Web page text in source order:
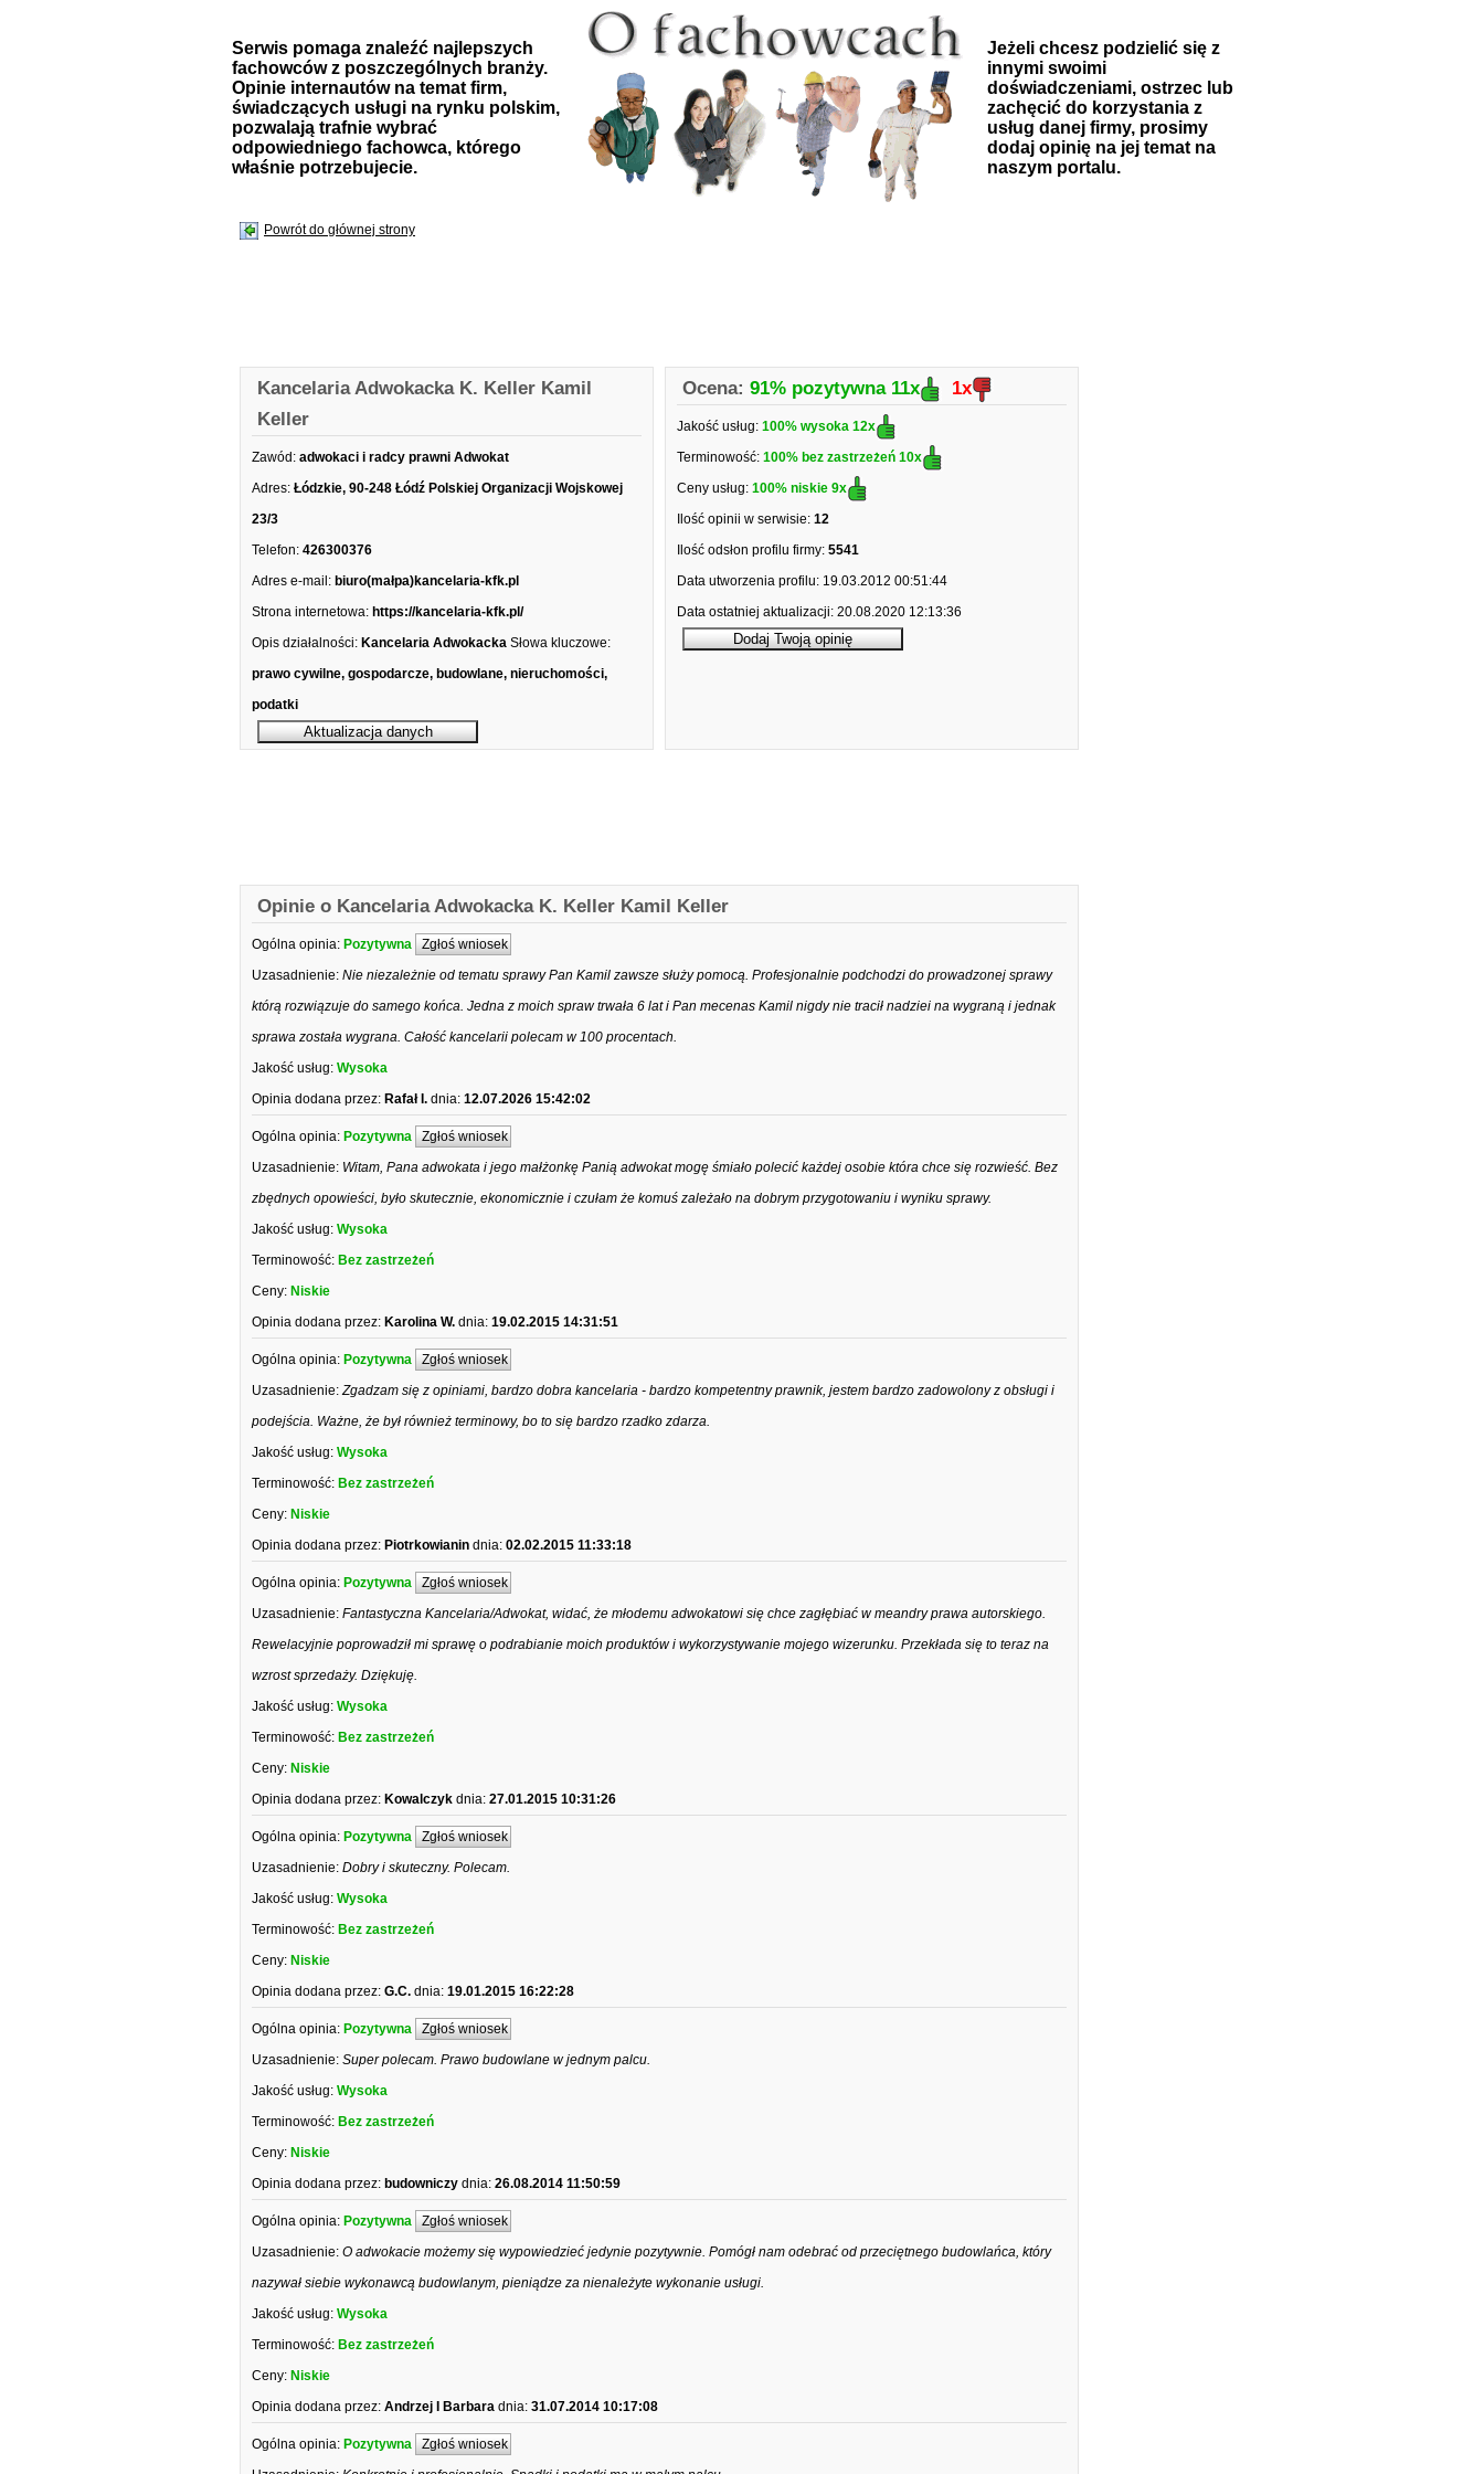
Serwis pomaga znaleźć najlepszych
fachowców z poszczególnych branży.
Opinie internautów na temat firm,
świadczących usługi na rynku polskim,
pozwalają trafnie wybrać
odpowiedniego fachowca, którego
właśnie potrzebujecie.
Jeżeli chcesz podzielić się z
innymi swoimi
doświadczeniami, ostrzec lub
zachęcić do korzystania z
usług danej firmy, prosimy
dodaj opinię na jej temat na
naszym portalu.
Powrót do głównej strony
Kancelaria Adwokacka K. Keller Kamil
Keller
Zawód: adwokaci i radcy prawni Adwokat
Adres: Łódzkie, 90-248 Łódź Polskiej Organizacji Wojskowej
23/3
Telefon: 426300376
Adres e-mail: biuro(małpa)kancelaria-kfk.pl
Strona internetowa: https://kancelaria-kfk.pl/
Opis działalności: Kancelaria Adwokacka Słowa kluczowe:
prawo cywilne, gospodarcze, budowlane, nieruchomości,
podatki
Ocena: 91% pozytywna 11x 1x
Jakość usług: 100% wysoka 12x
Terminowość: 100% bez zastrzeżeń 10x
Ceny usług: 100% niskie 9x
Ilość opinii w serwisie: 12
Ilość odsłon profilu firmy: 5541
Data utworzenia profilu: 19.03.2012 00:51:44
Data ostatniej aktualizacji: 20.08.2020 12:13:36
Opinie o Kancelaria Adwokacka K. Keller Kamil Keller
Ogólna opinia: Pozytywna Zgłoś wniosek
Uzasadnienie: Nie niezależnie od tematu sprawy Pan Kamil zawsze służy pomocą. Profesjonalnie podchodzi do prowadzonej sprawy
którą rozwiązuje do samego końca. Jedna z moich spraw trwała 6 lat i Pan mecenas Kamil nigdy nie tracił nadziei na wygraną i jednak
sprawa została wygrana. Całość kancelarii polecam w 100 procentach.
Jakość usług: Wysoka
Opinia dodana przez: Rafał I. dnia: 12.07.2026 15:42:02
Ogólna opinia: Pozytywna Zgłoś wniosek
Uzasadnienie: Witam, Pana adwokata i jego małżonkę Panią adwokat mogę śmiało polecić każdej osobie która chce się rozwieść. Bez
zbędnych opowieści, było skutecznie, ekonomicznie i czułam że komuś zależało na dobrym przygotowaniu i wyniku sprawy.
Jakość usług: Wysoka
Terminowość: Bez zastrzeżeń
Ceny: Niskie
Opinia dodana przez: Karolina W. dnia: 19.02.2015 14:31:51
Ogólna opinia: Pozytywna Zgłoś wniosek
Uzasadnienie: Zgadzam się z opiniami, bardzo dobra kancelaria - bardzo kompetentny prawnik, jestem bardzo zadowolony z obsługi i
podejścia. Ważne, że był również terminowy, bo to się bardzo rzadko zdarza.
Jakość usług: Wysoka
Terminowość: Bez zastrzeżeń
Ceny: Niskie
Opinia dodana przez: Piotrkowianin dnia: 02.02.2015 11:33:18
Ogólna opinia: Pozytywna Zgłoś wniosek
Uzasadnienie: Fantastyczna Kancelaria/Adwokat, widać, że młodemu adwokatowi się chce zagłębiać w meandry prawa autorskiego.
Rewelacyjnie poprowadził mi sprawę o podrabianie moich produktów i wykorzystywanie mojego wizerunku. Przekłada się to teraz na
wzrost sprzedaży. Dziękuję.
Jakość usług: Wysoka
Terminowość: Bez zastrzeżeń
Ceny: Niskie
Opinia dodana przez: Kowalczyk dnia: 27.01.2015 10:31:26
Ogólna opinia: Pozytywna Zgłoś wniosek
Uzasadnienie: Dobry i skuteczny. Polecam.
Jakość usług: Wysoka
Terminowość: Bez zastrzeżeń
Ceny: Niskie
Opinia dodana przez: G.C. dnia: 19.01.2015 16:22:28
Ogólna opinia: Pozytywna Zgłoś wniosek
Uzasadnienie: Super polecam. Prawo budowlane w jednym palcu.
Jakość usług: Wysoka
Terminowość: Bez zastrzeżeń
Ceny: Niskie
Opinia dodana przez: budowniczy dnia: 26.08.2014 11:50:59
Ogólna opinia: Pozytywna Zgłoś wniosek
Uzasadnienie: O adwokacie możemy się wypowiedzieć jedynie pozytywnie. Pomógł nam odebrać od przeciętnego budowlańca, który
nazywał siebie wykonawcą budowlanym, pieniądze za nienależyte wykonanie usługi.
Jakość usług: Wysoka
Terminowość: Bez zastrzeżeń
Ceny: Niskie
Opinia dodana przez: Andrzej I Barbara dnia: 31.07.2014 10:17:08
Ogólna opinia: Pozytywna Zgłoś wniosek